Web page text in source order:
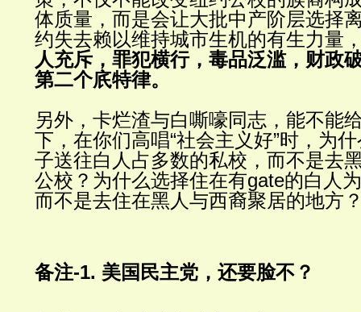
体质量，而是会让大批中产阶层选择
约失去赖以维持城市生机的有生力量
人充斥，罪犯横行，毒品泛滥，财政
第二个㡳特律。
另外，卡烂渣与白嘶嚎同志，能不能
下，在你们高唱“社会主义好”时，为
子送往白人占多数的私校，而不是去
公校？为什么选择住在有gate的白人
而不是去住在黑人与西裔聚居的地方
备注-1. 美国民主党，还要脸不？